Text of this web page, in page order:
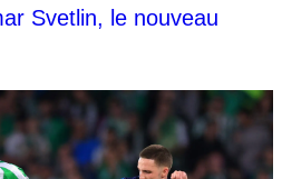
Svetlin, le nouveau